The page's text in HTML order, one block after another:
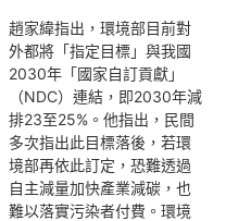
趙家緯指出，環境部目前對
外都將「指定目標」與我國
2030年「國家自訂貢獻」
（NDC）連結，即2030年減
排23至25%。他指出，民間
多次指出此目標落後，若環
境部再依此訂定，恐難透過
自主減量加快產業減碳，也
難以落實污染者付費。環境